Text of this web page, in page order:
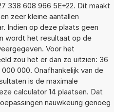
338 608 966 5E+22. Dit maakt
zeer kleine aantallen
Indien op deze plaats geen
wordt het resultaat op de
Voor het
zou het er dan zo uitzien: 36
000. Onafhankelijk van de
is de maximale
calculator 14 plaatsen. Dat
nauwkeurig genoeg